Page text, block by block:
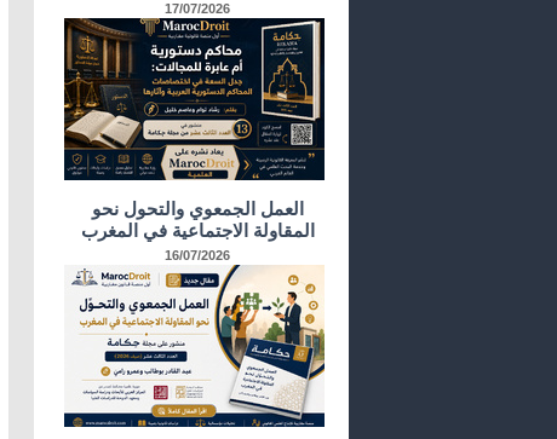
17/07/2026
العمل الجمعوي والتحول نحو
المقاولة الاجتماعية في المغرب
16/07/2026